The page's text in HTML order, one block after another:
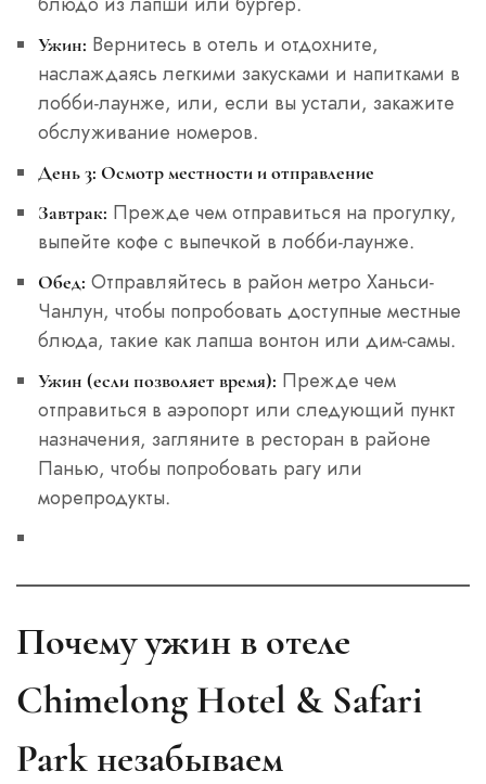
Ужин: Вернитесь в отель и отдохните,
наслаждаясь легкими закусками и напитками в
лобби-лаунже, или, если вы устали, закажите
обслуживание номеров.
День 3: Осмотр местности и отправление
Завтрак: Прежде чем отправиться на прогулку,
выпейте кофе с выпечкой в лобби-лаунже.
Обед: Отправляйтесь в район метро Ханьси-
Чанлун, чтобы попробовать доступные местные
блюда, такие как лапша вонтон или дим-самы.
Ужин (если позволяет время): Прежде чем
отправиться в аэропорт или следующий пункт
назначения, загляните в ресторан в районе
Панью, чтобы попробовать рагу или
морепродукты.
Почему ужин в отеле
Chimelong Hotel & Safari
Park незабываем